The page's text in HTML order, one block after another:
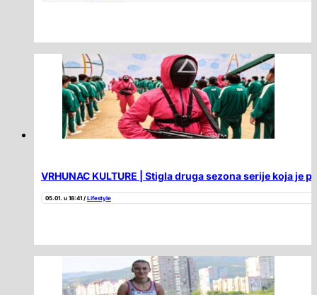
VRHUNAC KULTURE | Stigla druga sezona serije koja
05.01. u 18:41 / Lifestyle